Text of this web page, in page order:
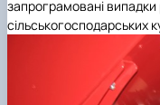
запрограмовані випадки
сільськогосподарських